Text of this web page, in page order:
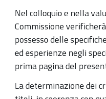
Nel colloquio e nella
Commissione
possesso delle
ed esperienze negli
prima pagina del
La determinazione dei